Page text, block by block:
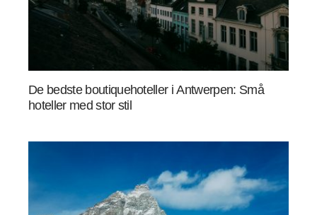
De bedste boutiquehoteller i Antwerpen: Små
hoteller med stor stil